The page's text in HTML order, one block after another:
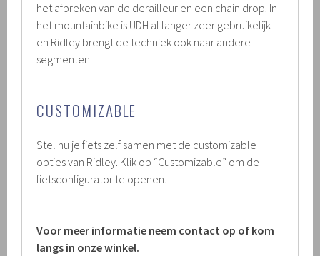
het afbreken van de derailleur en een chain drop. In
het mountainbike is UDH al langer zeer gebruikelijk
en Ridley brengt de techniek ook naar andere
segmenten.
CUSTOMIZABLE
Stel nu je fiets zelf samen met de customizable
opties van Ridley. Klik op “Customizable” om de
fietsconfigurator te openen.
Voor meer informatie neem contact op of kom
langs in onze winkel.